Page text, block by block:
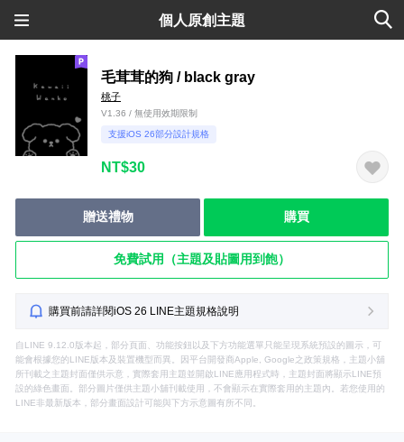
個人原創主題
毛茸茸的狗 / black gray
桃子
V1.36 / 無使用效期限制
支援iOS 26部分設計規格
NT$30
贈送禮物 購買
免費試用（主題及貼圖用到飽）
購買前請詳閱iOS 26 LINE主題規格說明
自LINE 9.12.0版本起，部分頁面、功能按鈕以及下方功能選單只能呈現系統預設的圖示，可
能會根據您的LINE版本及裝置機型而異。因平台開發商Apple, Google之政策規格，主題小舖
所刊載之主題封面僅供示意，實際套用主題並開啟LINE應用程式時，主題封面將顯示LINE預
設的綠色畫面。部分圖片僅供主題小舖刊載使用，不會顯示在實際套用的主題內。若您使用的
LINE非最新版本，部分畫面設計可能與下方示意圖有所不同。